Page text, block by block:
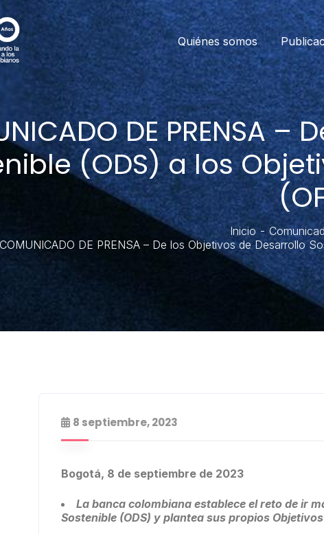
Quiénes somos
DE PRENSA
(ODS) a los
Inicio
COMUNICADO DE PRENSA – De los Objetivos de Desarrollo
8 septiembre, 2023
Bogotá, 8 de septiembre de 2023
La banca colombiana establece el reto de ir
Sostenible (ODS) y plantea sus propios